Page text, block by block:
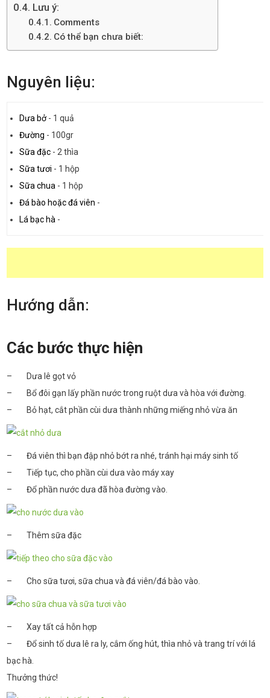
Lưu ý:
Comments
Có thể bạn chưa biết:
Nguyên liệu:
Dưa bở- 1 quả
Đường - 100gr
Sữa đặc - 2 thìa
Sữa tươi - 1 hộp
Sữa chua - 1 hộp
Đá bào hoặc đá viên -
Lá bạc hà -
Hướng dẫn:
Các bước thực hiện
– Dưa lê gọt vỏ
– Bổ đôi gạn lấy phần nước trong ruột dưa và hòa với đường.
– Bỏ hạt, cắt phần cùi dưa thành những miếng nhỏ vừa ăn
– Đá viên thì bạn đập nhỏ bớt ra nhé, tránh hại máy sinh tố
– Tiếp tục, cho phần cùi dưa vào máy xay
– Đổ phần nước dưa đã hòa đường vào.
– Thêm sữa đặc
– Cho sữa tươi, sữa chua và đá viên/đá bào vào.
– Xay tất cả hỗn hợp
– Đổ sinh tố dưa lê ra ly, cắm ống hút, thìa nhỏ và trang trí với lá
bạc hà.
Thưởng thức!